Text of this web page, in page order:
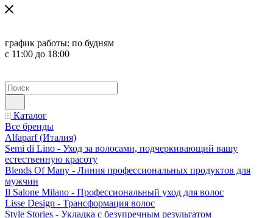
график работы: по будням
с 11:00 до 18:00
Каталог
Все бренды
Alfaparf (Италия)
Semi di Lino - Уход за волосами, подчеркивающий вашу
естественную красоту
Blends Of Many - Линия профессиональных продуктов для
мужчин
Il Salone Milano - Профессиональный уход для волос
Lisse Design - Трансформация волос
Style Stories - Укладка с безупречным результатом